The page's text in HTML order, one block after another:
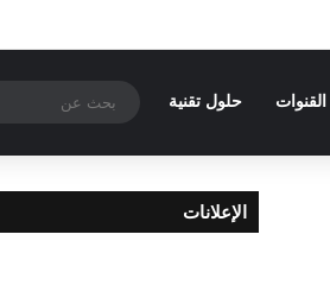
حلول تقنية
الإعلانات